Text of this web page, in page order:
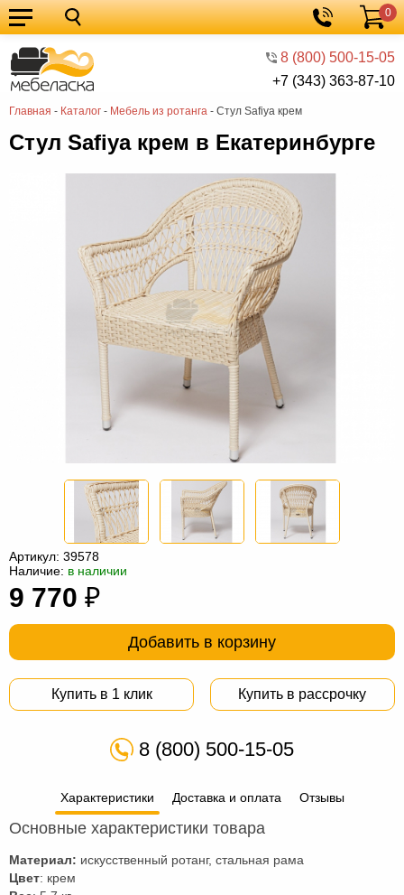
8 (800) 500-15-05
+7 (343) 363-87-10
Корзина
0
Главная - Каталог - Мебель из ротанга - Стул Safiya крем
Кухонные
гарнитуры
Мебель
для
кухни
Мебель
для
спальни
Кровати
Шкафы
трансформер
Кресла-
мешки
Мебель
из
Садовая
оборудование
Стул Safiya крем в Екатеринбурге
Артикул: 39578
Наличие: в наличии
9 770 ₽
Добавить в корзину
Купить в 1 клик Купить в рассрочку
8 (800) 500-15-05
Характеристики Доставка и оплата Отзывы
Основные характеристики товара
Материал: искусственный ротанг, стальная рама
Цвет: крем